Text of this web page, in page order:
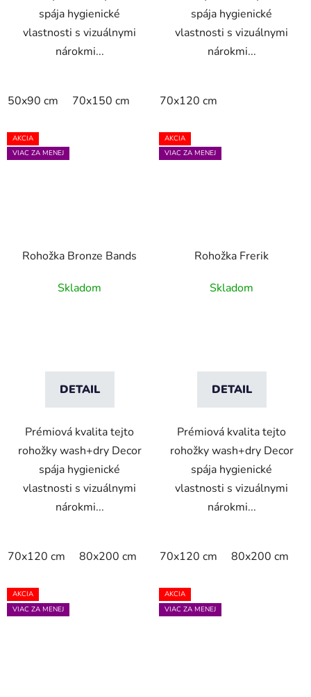
spája hygienické
vlastnosti s vizuálnymi
nárokmi...
50x90 cm 70x150 cm
spája hygienické
vlastnosti s vizuálnymi
nárokmi...
70x120 cm
AKCIA
VIAC ZA MENEJ
Rohožka Bronze Bands
Skladom
DETAIL
Prémiová kvalita tejto
rohožky wash+dry Decor
spája hygienické
vlastnosti s vizuálnymi
nárokmi...
70x120 cm 80x200 cm 110x175 cm 140x200 cm
AKCIA
VIAC ZA MENEJ
Rohožka Frerik
Skladom
DETAIL
Prémiová kvalita tejto
rohožky wash+dry Decor
spája hygienické
vlastnosti s vizuálnymi
nárokmi...
70x120 cm 80x200 cm
AKCIA
VIAC ZA MENEJ
AKCIA
VIAC ZA MENEJ